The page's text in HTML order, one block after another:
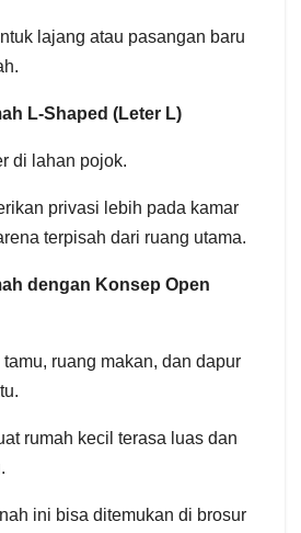
lajang atau pasangan baru
L-Shaped (Leter L)
di lahan pojok.
privasi lebih pada kamar
terpisah dari ruang utama.
dengan Konsep Open
tamu, ruang makan, dan dapur
rumah kecil terasa luas dan
ini bisa ditemukan di brosur